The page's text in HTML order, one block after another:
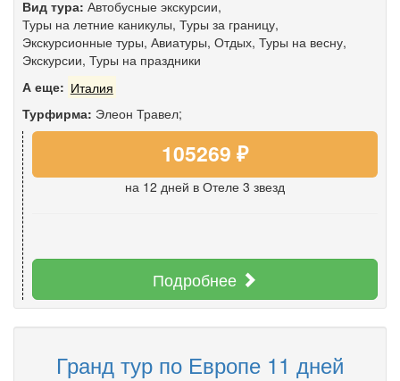
Вид тура: Автобусные экскурсии,
Туры на летние каникулы, Туры за границу,
Экскурсионные туры, Авиатуры, Отдых, Туры на весну,
Экскурсии, Туры на праздники
А еще: Италия
Турфирма: Элеон Травел;
105269 ₽
на 12 дней в Отеле 3 звезд
Подробнее
Гранд тур по Европе 11 дней